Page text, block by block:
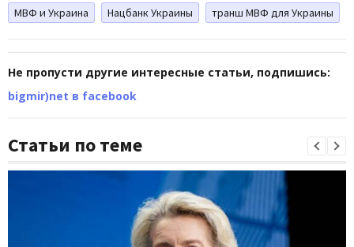
МВФ и Украина
Нацбанк Украины транш МВФ для Украины
Не пропусти другие интересные статьи, подпишись:
bigmir)net в facebook
Статьи по теме